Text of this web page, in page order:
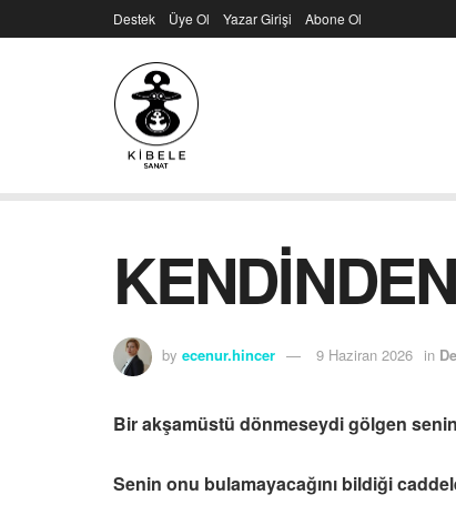
Destek Üye Ol Yazar Girişi Abone Ol
by ecenur.hincer 9 Haziran 2026 in
Bir akşamüstü dönmeseydi gölgen
Senin onu bulamayacağını bildiği